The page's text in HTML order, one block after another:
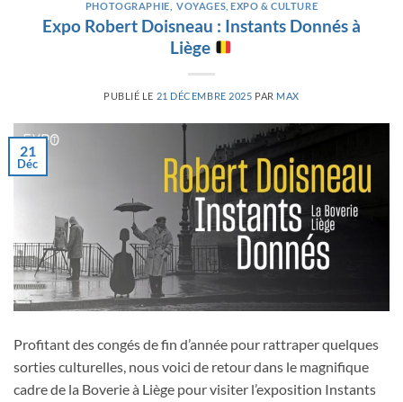
PHOTOGRAPHIE VOYAGES, EXPO & CULTURE
Expo Robert Doisneau : Instants Donnés à
Liège
PUBLIÉ LE 21 DÉCEMBRE 2025 PAR MAX
21
Déc
Profitant des congés de fin d’année pour rattraper quelques
sorties culturelles, nous voici de retour dans le magnifique
cadre de la Boverie à Liège pour visiter l’exposition Instants